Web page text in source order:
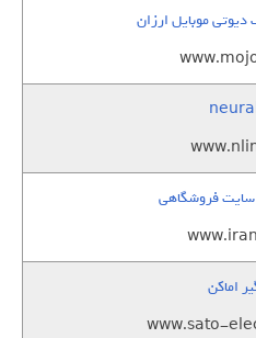
موبایل ارزان
فروشگاهی
اماکن
www.sato-